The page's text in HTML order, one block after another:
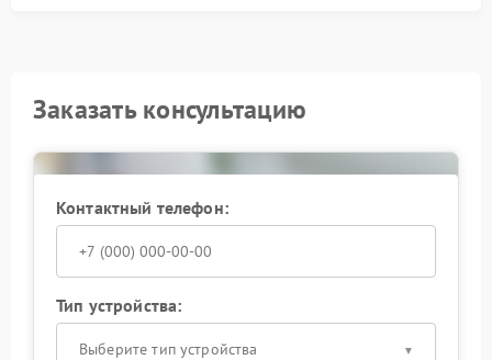
Заказать консультацию
Контактный телефон:
Тип устройства:
Выберите тип устройства